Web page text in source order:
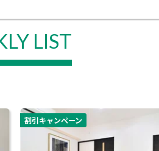
LIST
割引キャンペーン